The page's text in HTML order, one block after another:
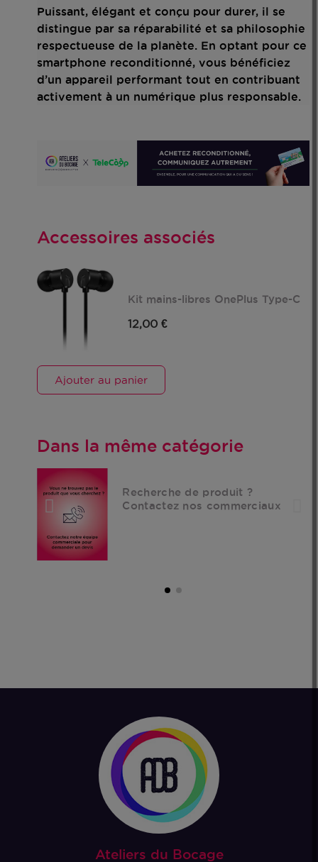
Puissant, élégant et conçu pour durer, il se
distingue par sa réparabilité et sa philosophie
respectueuse de la planète. En optant pour ce
smartphone reconditionné, vous bénéficiez
d’un appareil performant tout en contribuant
activement à un numérique plus responsable.
Accessoires associés
Kit mains-libres OnePlus Type-C
12,00 €
Ajouter au panier
Dans la même catégorie
Recherche de produit ?
Contactez nos commerciaux
Ateliers du Bocage